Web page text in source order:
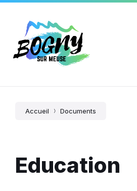
Accueil Documents
Education